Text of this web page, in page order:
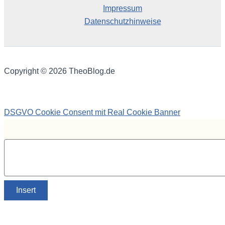
Impressum
Datenschutzhinweise
Copyright © 2026 TheoBlog.de
DSGVO Cookie Consent mit Real Cookie Banner
Insert